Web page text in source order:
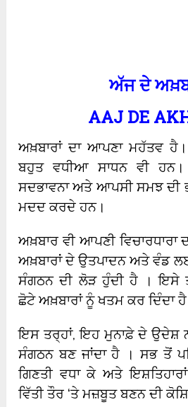
ਅੱਜਦੇ
AAJ DE
ਅਖ਼ਬਾਰਾਂ ਦਾ ਆਪਣਾ ਮਹੱਤਵ
ਬਹੁਤ ਵਧੀਆ ਸਾਧਨ ਵੀ
ਸਦਭਾਵਨਾ ਅਤੇ ਆਪਸੀ ਸਮਝ ਦੀ
ਮਦਦ ਕਰਦੇ ਹਨ।
ਅਖ਼ਬਾਰ ਵੀ ਆਪਣੀ ਵਿਚਾਰਧਾਰਾ
ਅਖ਼ਬਾਰਾਂ ਦੇ ਉਤਪਾਦਨ ਅਤੇ ਵੰਡ
ਸੰਗਠਨ ਦੀ ਲੋੜ ਹੁੰਦੀ ਹੈ । ਇਸੇ
ਛੋਟੇ ਅਖ਼ਬਾਰਾਂ ਨੂੰ ਖਤਮ ਕਰ ਦਿੰਦਾ
ਇਸ ਤਰ੍ਹਾਂ, ਇਹ ਮੁਨਾਫ਼ੇ ਦੇ ਉਦੇਸ਼
ਸੰਗਠਨ ਬਣ ਜਾਂਦਾ ਹੈ । ਸਭ ਤੋਂ
ਗਿਣਤੀ ਵਧਾ ਕੇ ਅਤੇ
ਵਿੱਤੀ ਤੌਰ ‘ਤੇ ਮਜ਼ਬੂਤ ਬਣਨ ਦੀ